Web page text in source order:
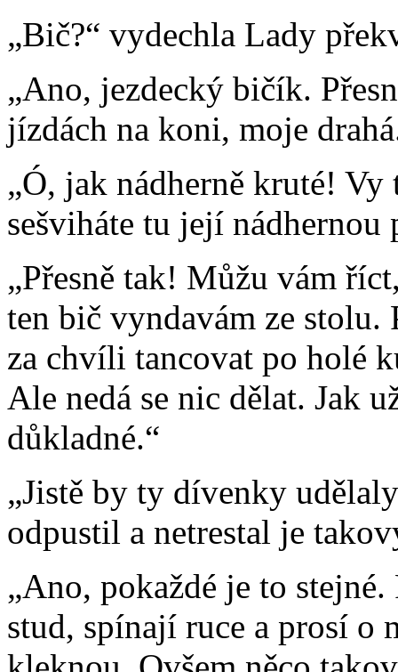
„Bič?“ vydechla Lady
„Ano, jezdecký bičík.
jízdách na koni, moje
„Ó, jak nádherně kruté! Vy
sešviháte tu její nádhernou
„Přesně tak! Můžu vám
ten bič vyndavám ze stolu.
za chvíli tancovat po holé
Ale nedá se nic dělat. Jak
důkladné.“
„Jistě by ty dívenky
odpustil a netrestal je
„Ano, pokaždé je to
stud, spínají ruce a prosí o